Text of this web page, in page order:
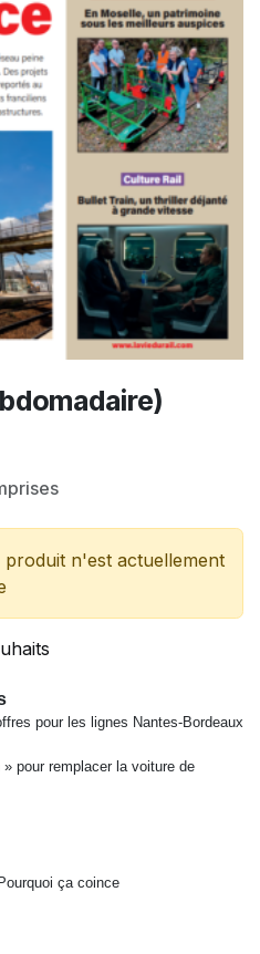
produit n'est actuellement
pour les lignes Nantes-Bordeaux
pour remplacer la voiture de
ça coince